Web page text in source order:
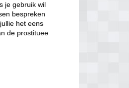
je gebruik wil
bespreken
het eens
de prostituee